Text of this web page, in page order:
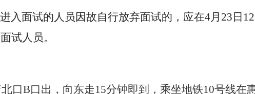
入面试的人员因故自行放弃面试的，应在4月 23 日 12
试人员。
口B口出，向东走15分钟即到，乘坐地铁10号线在